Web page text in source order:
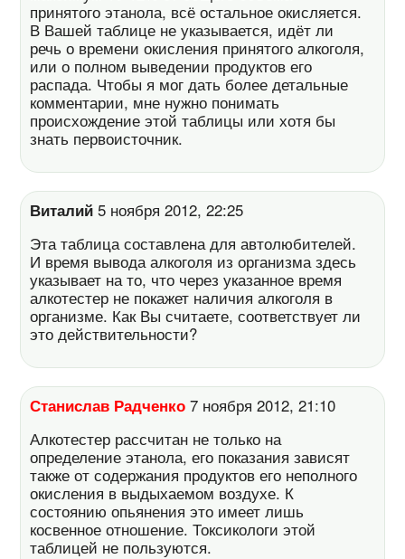
принятого этанола, всё остальное окисляется.
В Вашей таблице не указывается, идёт ли
речь о времени окисления принятого алкоголя,
или о полном выведении продуктов его
распада. Чтобы я мог дать более детальные
комментарии, мне нужно понимать
происхождение этой таблицы или хотя бы
знать первоисточник.
Виталий 5 ноября 2012, 22:25
Эта таблица составлена для автолюбителей.
И время вывода алкоголя из организма здесь
указывает на то, что через указанное время
алкотестер не покажет наличия алкоголя в
организме. Как Вы считаете, соответствует ли
это действительности?
Станислав Радченко 7 ноября 2012, 21:10
Алкотестер рассчитан не только на
определение этанола, его показания зависят
также от содержания продуктов его неполного
окисления в выдыхаемом воздухе. К
состоянию опьянения это имеет лишь
косвенное отношение. Токсикологи этой
таблицей не пользуются.